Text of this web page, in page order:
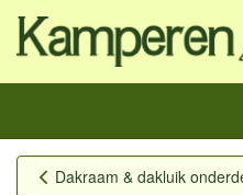
Dakraam & dakluik